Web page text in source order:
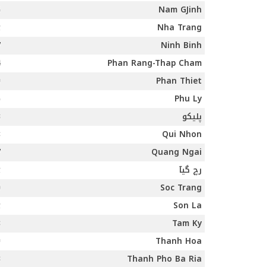
Nam GJinh
Nha Trang
Ninh Binh
Phan Rang-Thap Cham
Phan Thiet
Phu Ly
پلیکو
Qui Nhon
Quang Ngai
رچ گیآ
Soc Trang
Son La
Tam Ky
Thanh Hoa
Thanh Pho Ba Ria